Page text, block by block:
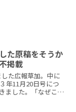
た原稿をそうか
掲載
た広報草加。中に
年11月20日号につ
ました。「なぜこの